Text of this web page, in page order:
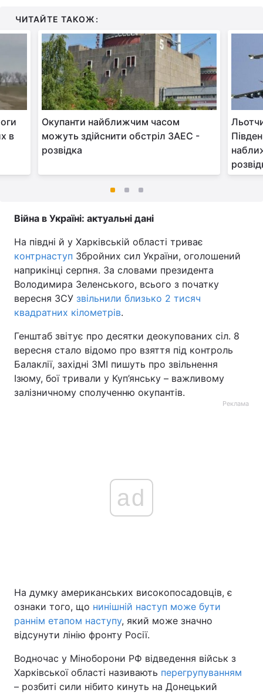
ЧИТАЙТЕ ТАКОЖ:
в
Окупанти найближчим часом
можуть здійснити обстріл ЗАЕС -
розвідка
Війна в Україні: актуальні дані
На півдні й у Харківській області триває
контрнаступ Збройних сил України, оголошений
наприкінці серпня. За словами президента
Володимира Зеленського, всього з початку
вересня ЗСУ звільнили близько 2 тисяч
квадратних кілометрів.
Генштаб звітує про десятки деокупованих сіл. 8
вересня стало відомо про взяття під контроль
Балаклії, західні ЗМІ пишуть про звільнення
Ізюму, бої тривали у Куп’янську – важливому
залізничному сполученню окупантів.
Реклама
ad
На думку американських високопосадовців, є
ознаки того, що нинішній наступ може бути
раннім етапом наступу, який може значно
відсунути лінію фронту Росії.
Водночас у Міноборони РФ відведення військ з
Харківської області називають перегрупуванням
– розбиті сили нібито кинуть на Донецький